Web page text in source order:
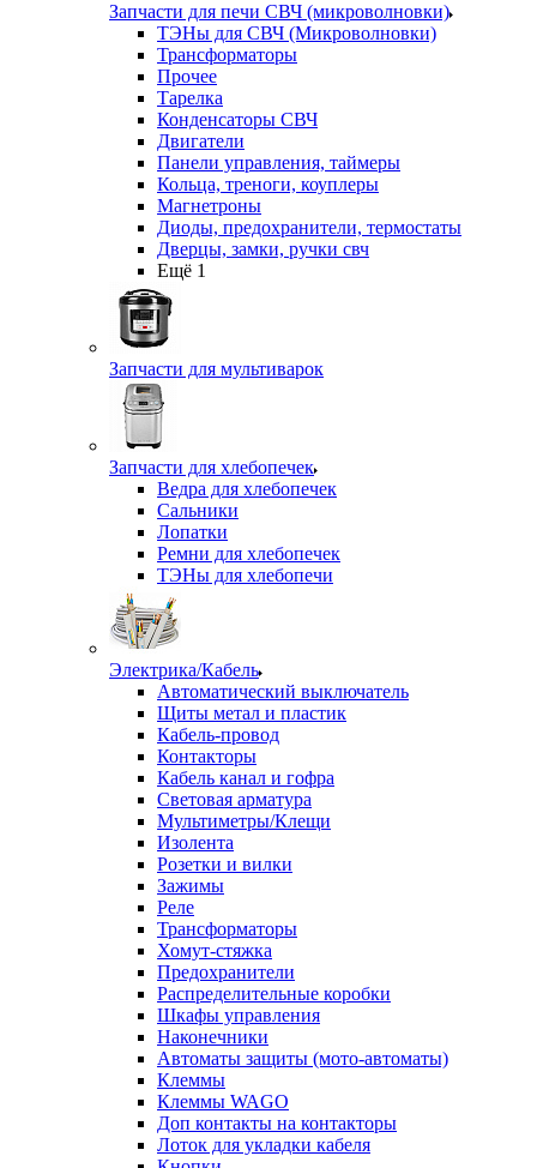
Запчасти для печи СВЧ (микроволновки)
ТЭНы для СВЧ (Микроволновки)
Трансформаторы
Прочее
Тарелка
Конденсаторы СВЧ
Двигатели
Панели управления, таймеры
Кольца, треноги, коуплеры
Магнетроны
Диоды, предохранители, термостаты
Дверцы, замки, ручки свч
Ещё 1
Запчасти для мультиварок
Запчасти для хлебопечек
Ведра для хлебопечек
Сальники
Лопатки
Ремни для хлебопечек
ТЭНы для хлебопечи
Электрика/Кабель
Автоматический выключатель
Щиты метал и пластик
Кабель-провод
Контакторы
Кабель канал и гофра
Световая арматура
Мультиметры/Клещи
Изолента
Розетки и вилки
Зажимы
Реле
Трансформаторы
Хомут-стяжка
Предохранители
Распределительные коробки
Шкафы управления
Наконечники
Автоматы защиты (мото-автоматы)
Клеммы
Клеммы WAGO
Доп контакты на контакторы
Лоток для укладки кабеля